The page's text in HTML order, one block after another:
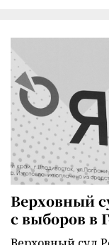
Верховный
с выборов в